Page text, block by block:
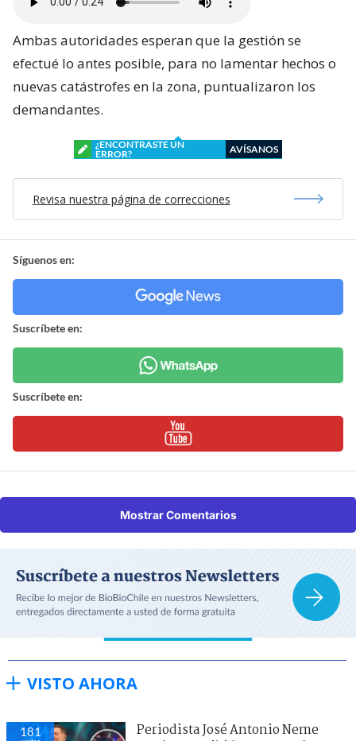
Ambas autoridades esperan que la gestión se
efectué lo antes posible, para no lamentar hechos o
nuevas catástrofes en la zona, puntualizaron los
demandantes.
¿ENCONTRASTE UN
ERROR?
AVÍSANOS
Revisa nuestra página de correcciones
Síguenos en:
Suscríbete en:
Suscríbete en:
Mostrar Comentarios
VISTO AHORA
181
Periodista José Antonio Neme